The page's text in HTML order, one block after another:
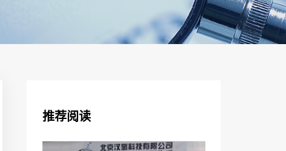
推荐阅读